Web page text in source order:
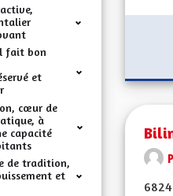
fait bon
et
cœur de
à
capacité
de tradition,
et